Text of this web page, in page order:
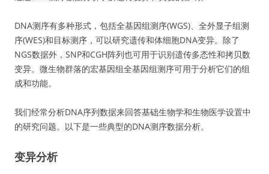
DNA测序有多种形式，包括全基因组测序(WGS)、全外显子组测
序(WES)和目标测序，可以研究遗传和体细胞DNA变异。除了
NGS数据外，SNP和CGH阵列也可用于识别遗传多态性和拷贝数
变异。微生物群落的宏基因组全基因组测序可用于分析它们的组
成和功能。
我们经常分析DNA序列数据来回答基础生物学和生物医学设置中
的研究问题。以下是一些典型的DNA测序数据分析。
变异分析